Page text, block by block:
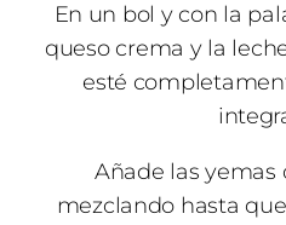
En un bol y con la
queso crema y la
esté
Añade las yemas
mezclando hasta